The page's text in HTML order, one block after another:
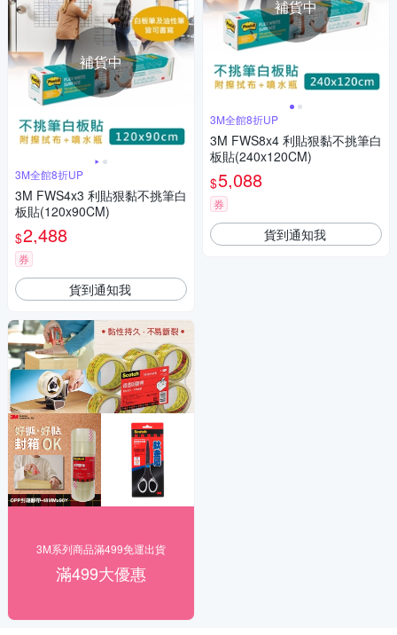
補貨中
3M全館8折UP
3M FWS4x3 利貼狠黏不挑筆白
板貼(120x90CM)
$2,488
券
貨到通知我
3M系列商品滿499免運出貨
滿499大優惠
補貨中
3M全館8折UP
3M FWS8x4 利貼狠黏不挑筆白
板貼(240x120CM)
$5,088
券
貨到通知我